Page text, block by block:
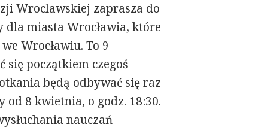
Wroclawskiej zaprasza do
miasta Wrocławia, które
Wrocławiu. To 9
początkiem czegoś
będą odbywać się raz
8 kwietnia, o godz. 18:30.
nauczań